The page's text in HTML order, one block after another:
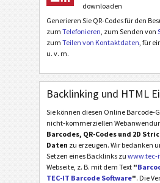
downloaden
Generieren Sie QR-Codes für den
zum Telefonieren , zum Senden von
zum Teilen von Kontaktdaten , für
u. v. m.
Backlinking und HTML
Sie können diesen Online Barcode-
nicht-kommerziellen
Barcodes, QR-Codes und 2D
Daten zu erzeugen. Wir bedanken
Setzen eines Backlinks zu www.tec-
Webseite, z. B. mit dem Text "
TEC-IT Barcode Software". Die